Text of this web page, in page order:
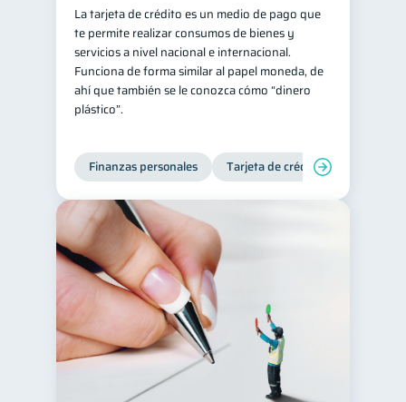
La tarjeta de crédito es un medio de pago que
te permite realizar consumos de bienes y
servicios a nivel nacional e internacional.
Funciona de forma similar al papel moneda, de
ahí que también se le conozca cómo “dinero
plástico”.
Finanzas personales Tarjeta de crédito